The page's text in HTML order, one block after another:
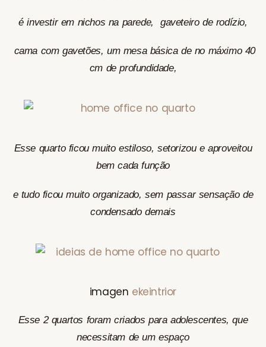
é investir em nichos na parede, gaveteiro de rodízio,
cama com gavetões, um mesa básica de no máximo 40
cm de profundidade,
Esse quarto ficou muito estiloso, setorizou e aproveitou
bem cada função
e tudo ficou muito organizado, sem passar sensação de
condensado demais
imagen ekeintrior
Esse 2 quartos foram criados para adolescentes, que
necessitam de um espaço